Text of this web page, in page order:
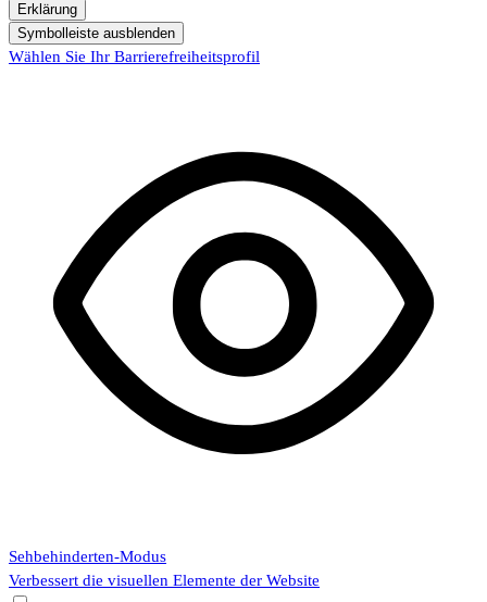
Erklärung
Symbolleiste ausblenden
Wählen Sie Ihr Barrierefreiheitsprofil
Sehbehinderten-Modus
Verbessert die visuellen Elemente der Website